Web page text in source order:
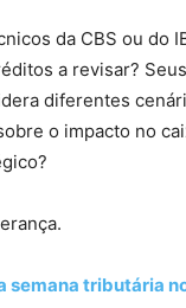
da CBS ou do
a revisar?
diferentes
o impacto no
semana tributária